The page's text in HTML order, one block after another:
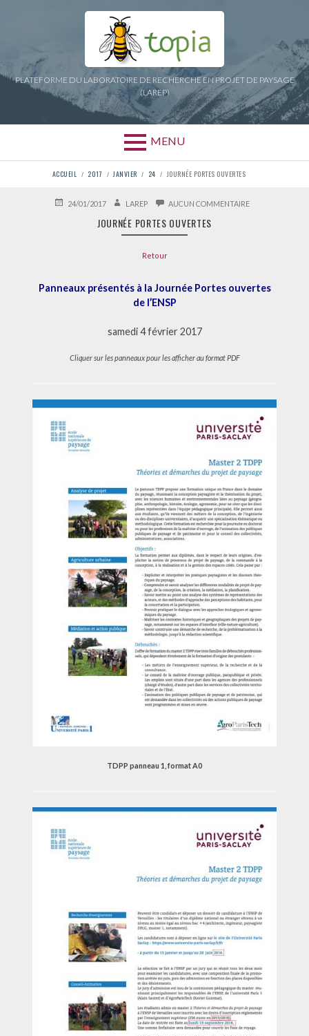
PLATEFORME DU LABORATOIRE DE RECHERCHE EN PROJET DE PAYSAGE
(LAREP)
MENU
D'ARIANE
ACCUEIL 2017 JANVIER 24 JOURNÉE PORTES OUVERTES
PUBLIÉ24/01/2017 AUTEUR
LAREP AUCUN COMMENTAIRESUR
JOURNÉE PORTES OUVERTES
Retour
Panneaux présentés à la Journée Portes ouvertes
de l’ENSP
samedi 4 février 2017
Cliquer sur les panneaux pour les afficher au format PDF
TDPP panneau 1, format A0